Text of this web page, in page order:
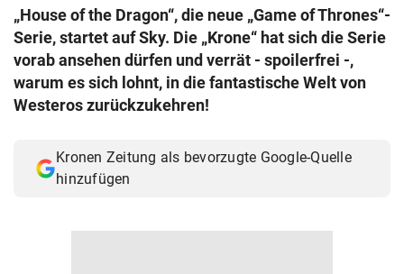
search
eingeben
„House of the Dragon“, die neue „Game of Thrones“-
Serie, startet auf Sky. Die „Krone“ hat sich die Serie
vorab ansehen dürfen und verrät - spoilerfrei -,
warum es sich lohnt, in die fantastische Welt von
Westeros zurückzukehren!
Kronen Zeitung als bevorzugte Google-Quelle
hinzufügen